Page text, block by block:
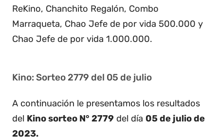
ReKino, Chanchito Regalón, Combo
Marraqueta, Chao Jefe de por vida 500.000 y
Chao Jefe de por vida 1.000.000.
Kino: Sorteo 2779 del 05 de julio
A continuación le presentamos los resultados
del Kino sorteo N° 2779 del día 05 de julio de
2023.